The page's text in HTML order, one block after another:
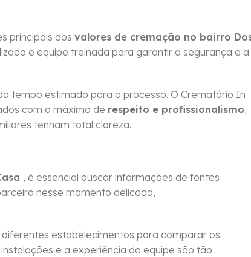
principais dos valores de cremação no bairro
e equipe treinada para garantir a segurança e a
tempo estimado para o processo. O Crematório In
com o máximo de respeito e profissionalismo,
tenham total clareza.
, é essencial buscar informações de fontes
nesse momento delicado,
estabelecimentos para comparar os
e a experiência da equipe são tão